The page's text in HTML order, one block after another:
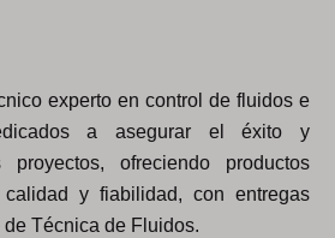
experto en control de fluidos e
a asegurar el éxito y
ofreciendo productos
y fiabilidad, con entregas
Técnica de Fluidos.